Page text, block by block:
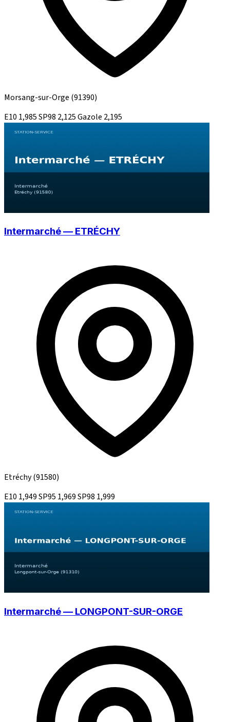
Morsang-sur-Orge (91390)
E10 1,985SP98 2,125Gazole 2,195
Intermarché — ETRÉCHY
Etréchy(91580)
E10 1,949SP95 1,969SP98 1,999
Intermarché — LONGPONT-SUR-ORGE